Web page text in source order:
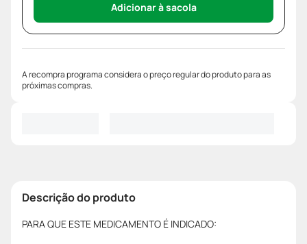
Adicionar à sacola
A recompra programa considera o preço regular do produto para as
próximas compras.
Descrição do produto
PARA QUE ESTE MEDICAMENTO É INDICADO: